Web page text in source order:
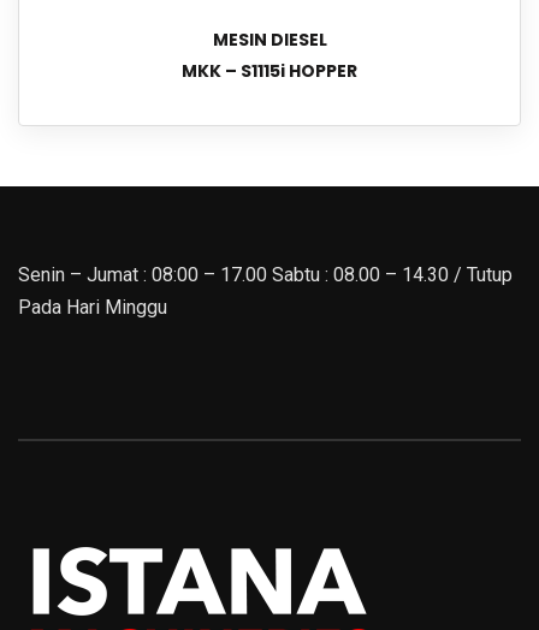
MESIN DIESEL
MKK – S1115i HOPPER
Senin – Jumat : 08:00 – 17.00 Sabtu : 08.00 – 14.30 / Tutup
Pada Hari Minggu